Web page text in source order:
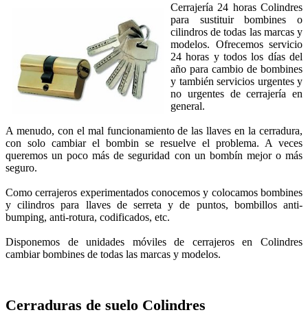
Cerrajería 24 horas Colindres
para sustituir bombines o
cilindros de todas las marcas y
modelos. Ofrecemos servicio
24 horas y todos los días del
año para cambio de bombines
y también servicios urgentes y
no urgentes de cerrajería en
general.
A menudo, con el mal funcionamiento de las llaves en la cerradura,
con solo cambiar el bombin se resuelve el problema. A veces
queremos un poco más de seguridad con un bombín mejor o más
seguro.
Como cerrajeros experimentados conocemos y colocamos bombines
y cilindros para llaves de serreta y de puntos, bombillos anti-
bumping, anti-rotura, codificados, etc.
Disponemos de unidades móviles de cerrajeros en Colindres
cambiar bombines de todas las marcas y modelos.
Cerraduras de suelo Colindres